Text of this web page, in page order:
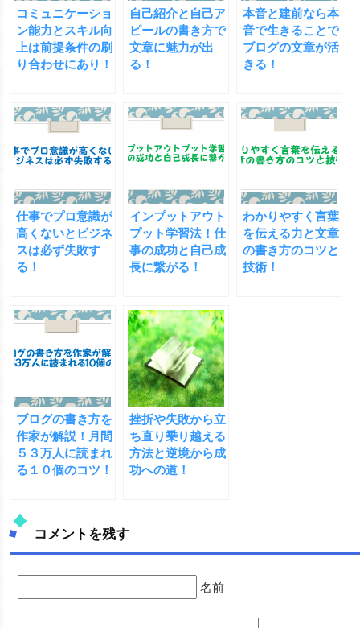
コミュニケーショ
ン能力とスキル向
上は前提条件の刷
り合わせにあり！
自己紹介と自己ア
ピールの書き方で
文章に魅力が出
る！
本音と建前なら本
音で生きることで
ブログの文章が活
きる！
仕事でプロ意識が
高くないとビジネ
スは必ず失敗す
る！
インプットアウト
プット学習法！仕
事の成功と自己成
長に繋がる！
わかりやすく言葉
を伝える力と文章
の書き方のコツと
技術！
ブログの書き方を
作家が解説！月間
５３万人に読まれ
る１０個のコツ！
挫折や失敗から立
ち直り乗り越える
方法と逆境から成
功への道！
コメントを残す
名前